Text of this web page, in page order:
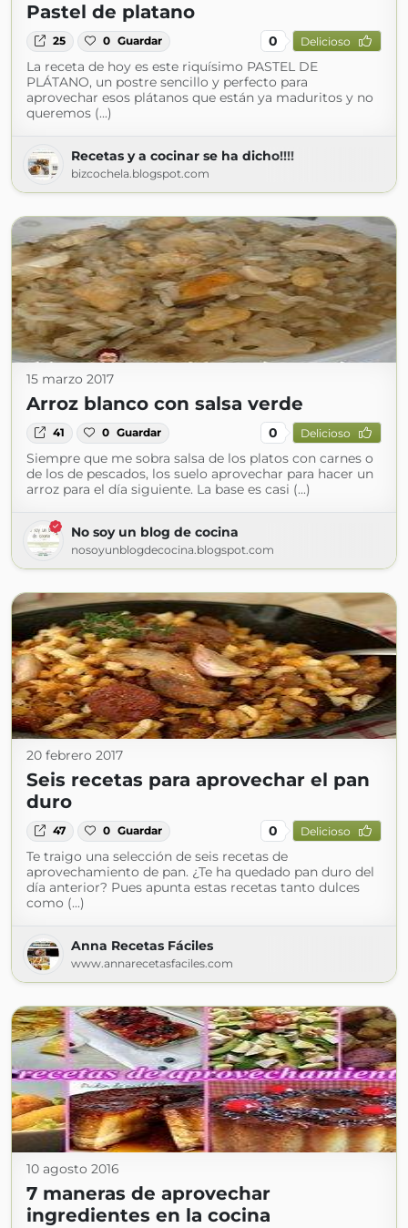
Pastel de platano
25 0 Guardar 0 Delicioso
La receta de hoy es este riquísimo PASTEL DE
PLÁTANO, un postre sencillo y perfecto para
aprovechar esos plátanos que están ya maduritos y no
queremos (...)
Recetas y a cocinar se ha dicho!!!!
bizcochela.blogspot.com
15 marzo 2017
Arroz blanco con salsa verde
41 0 Guardar 0 Delicioso
Siempre que me sobra salsa de los platos con carnes o
de los de pescados, los suelo aprovechar para hacer un
arroz para el día siguiente. La base es casi (...)
No soy un blog de cocina
nosoyunblogdecocina.blogspot.com
20 febrero 2017
Seis recetas para aprovechar el pan
duro
47 0 Guardar 0 Delicioso
Te traigo una selección de seis recetas de
aprovechamiento de pan. ¿Te ha quedado pan duro del
día anterior? Pues apunta estas recetas tanto dulces
como (...)
Anna Recetas Fáciles
www.annarecetasfaciles.com
10 agosto 2016
7 maneras de aprovechar
ingredientes en la cocina